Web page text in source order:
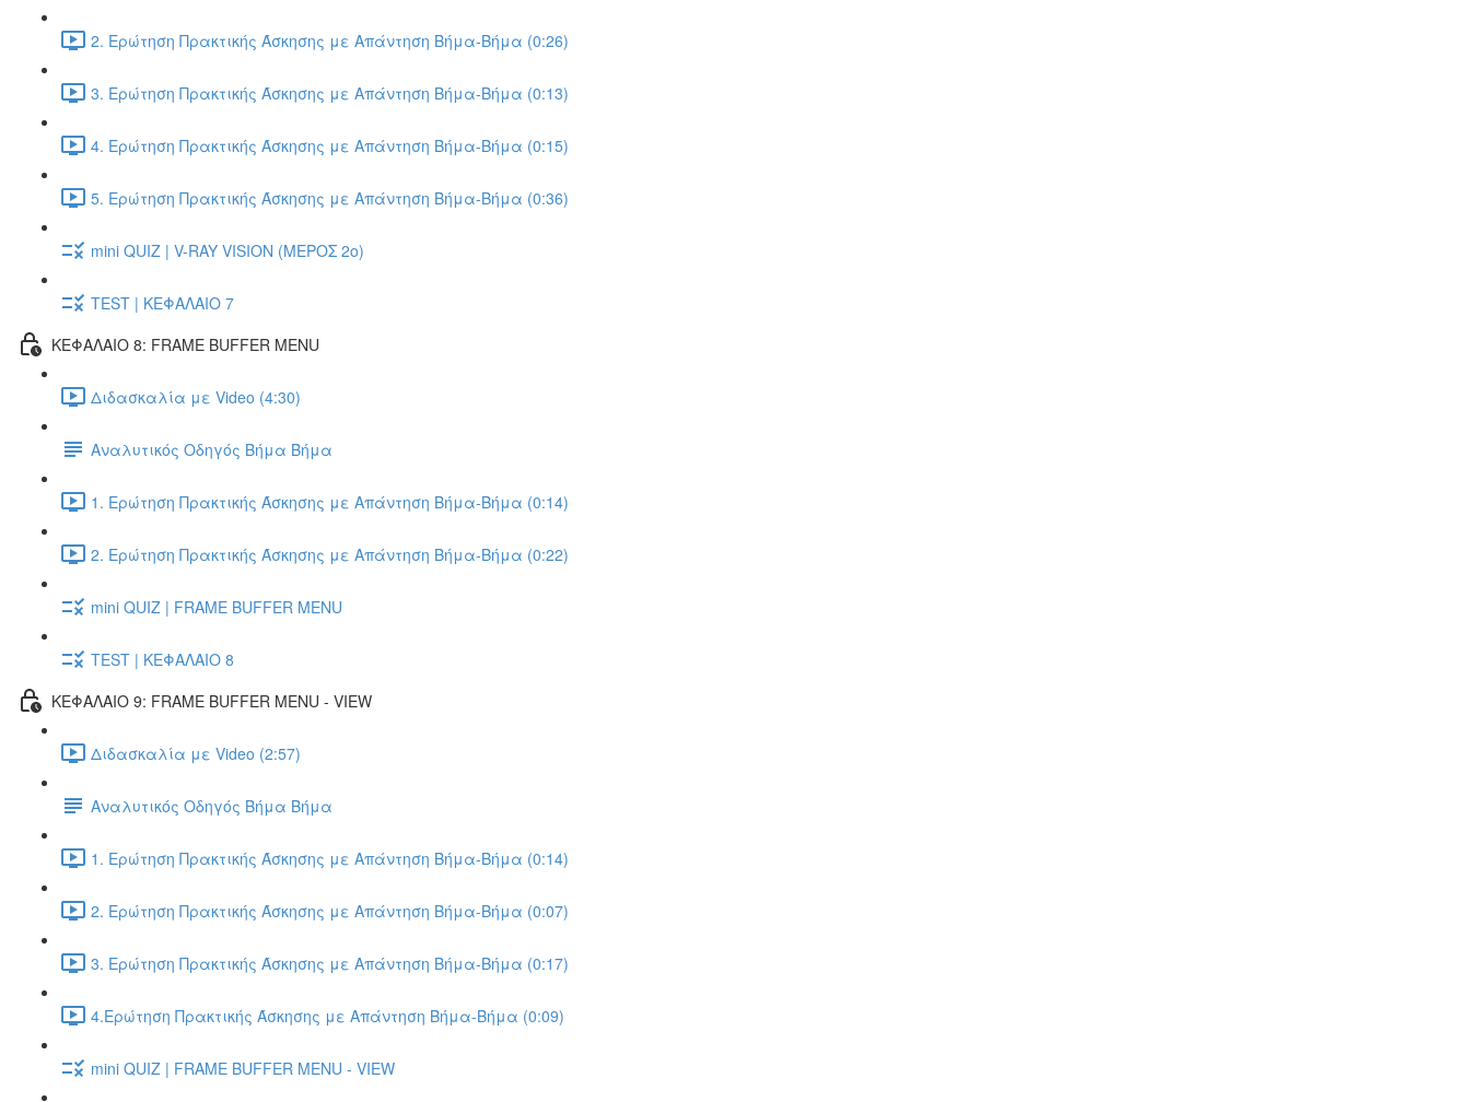
2. Ερώτηση Πρακτικής Άσκησης με Απάντηση Βήμα-Βήμα (0:26)
3. Ερώτηση Πρακτικής Άσκησης με Απάντηση Βήμα-Βήμα (0:13)
4. Ερώτηση Πρακτικής Άσκησης με Απάντηση Βήμα-Βήμα (0:15)
5. Ερώτηση Πρακτικής Άσκησης με Απάντηση Βήμα-Βήμα (0:36)
mini QUIZ | V-RAY VISION (ΜΕΡΟΣ 2ο)
TEST | ΚΕΦΑΛΑΙΟ 7
ΚΕΦΑΛΑΙΟ 8: FRAME BUFFER MENU
Διδασκαλία με Video (4:30)
Αναλυτικός Οδηγός Βήμα Βήμα
1. Ερώτηση Πρακτικής Άσκησης με Απάντηση Βήμα-Βήμα (0:14)
2. Ερώτηση Πρακτικής Άσκησης με Απάντηση Βήμα-Βήμα (0:22)
mini QUIZ | FRAME BUFFER MENU
TEST | ΚΕΦΑΛΑΙΟ 8
ΚΕΦΑΛΑΙΟ 9: FRAME BUFFER MENU - VIEW
Διδασκαλία με Video (2:57)
Αναλυτικός Οδηγός Βήμα Βήμα
1. Ερώτηση Πρακτικής Άσκησης με Απάντηση Βήμα-Βήμα (0:14)
2. Ερώτηση Πρακτικής Άσκησης με Απάντηση Βήμα-Βήμα (0:07)
3. Ερώτηση Πρακτικής Άσκησης με Απάντηση Βήμα-Βήμα (0:17)
4.Ερώτηση Πρακτικής Άσκησης με Απάντηση Βήμα-Βήμα (0:09)
mini QUIZ | FRAME BUFFER MENU - VIEW